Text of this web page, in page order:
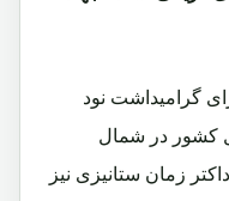
برای گرامیداشت نود
کشور در شمال
زمان ستانیزی نیز